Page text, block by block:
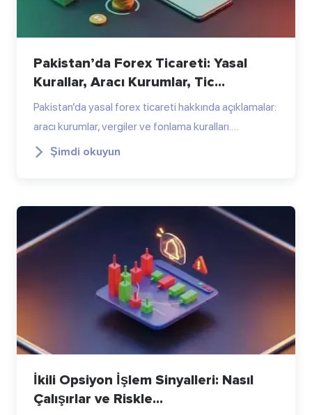
Pakistan’da Forex Ticareti: Yasal
Kurallar, Aracı Kurumlar, Tic...
Pakistan’da yasal forex ticareti hakkında açıklamalar:
aracı kurumlar, vergiler ve fonlama kuralları.…
Şimdi okuyun
İkili Opsiyon İşlem Sinyalleri: Nasıl
Çalışırlar ve Riskle...